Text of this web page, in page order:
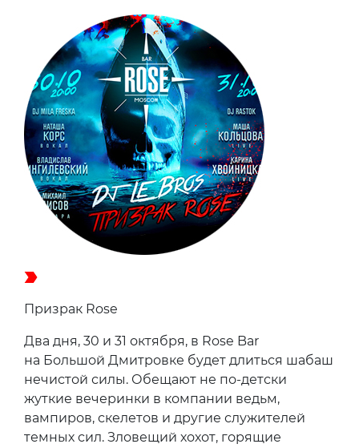
Призрак Rose
Два дня, 30 и 31 октября, в Rose Bar
на Большой Дмитровке будет длиться шабаш
нечистой силы. Обещают не по-детски
жуткие вечеринки в компании ведьм,
вампиров, скелетов и другие служителей
темных сил. Зловещий хохот, горящие